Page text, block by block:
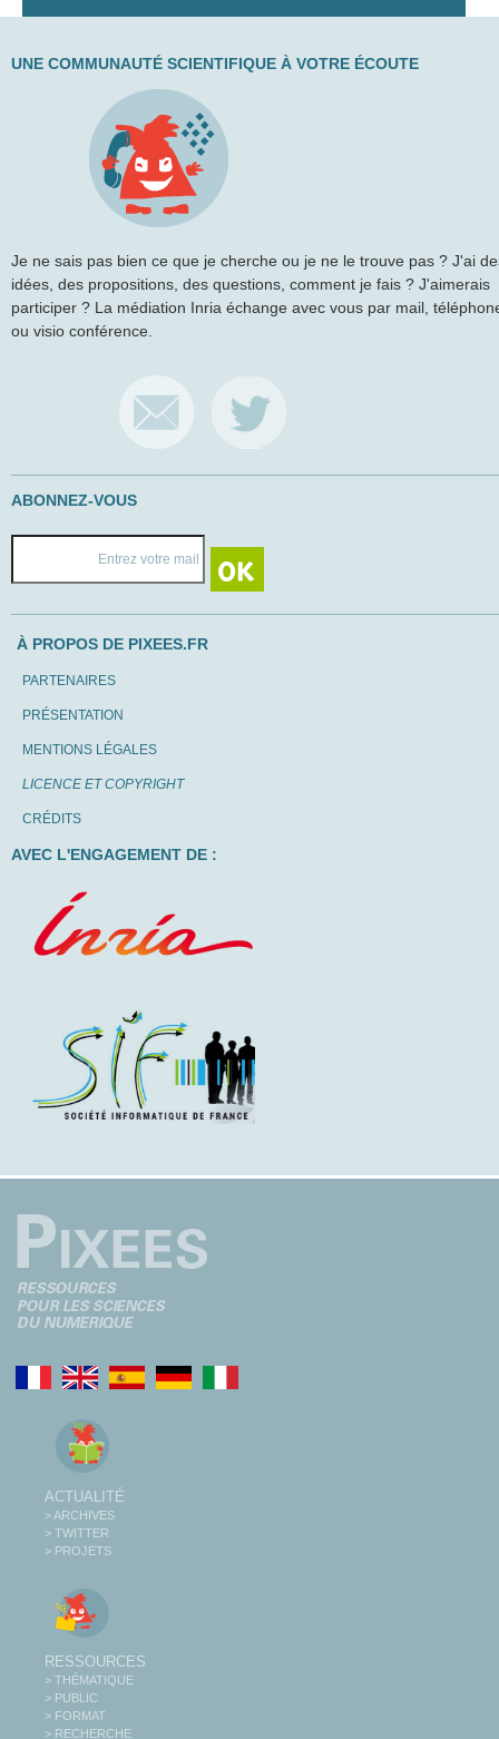
UNE COMMUNAUTÉ SCIENTIFIQUE À VOTRE ÉCOUTE
Je ne sais pas bien ce que je cherche ou je ne le trouve pas ? J'ai
idées, des propositions, des questions, comment je fais ? J'aimerais
participer ? La médiation Inria échange avec vous par mail,
ou visio conférence.
ABONNEZ-VOUS
À PROPOS DE PIXEES.FR
PARTENAIRES
PRÉSENTATION
MENTIONS LÉGALES
LICENCE ET COPYRIGHT
CRÉDITS
AVEC L'ENGAGEMENT DE :
ACTUALITÉ
> ARCHIVES
> TWITTER
> PROJETS
RESSOURCES
> THÉMATIQUE
> PUBLIC
> FORMAT
> RECHERCHE